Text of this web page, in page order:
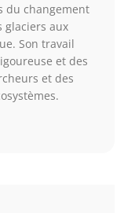
du changement
glaciers aux
Son travail
et des
et des